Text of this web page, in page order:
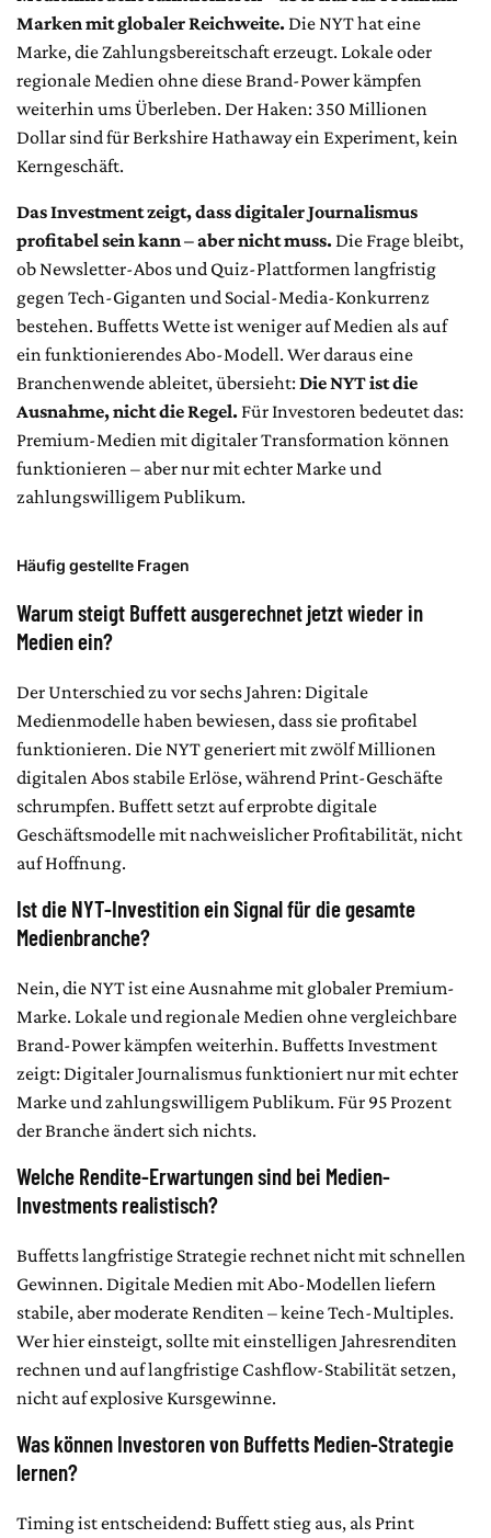
Marken mit globaler Reichweite. Die NYT hat eine
Marke, die Zahlungsbereitschaft erzeugt. Lokale oder
regionale Medien ohne diese Brand-Power kämpfen
weiterhin ums Überleben. Der Haken: 350 Millionen
Dollar sind für Berkshire Hathaway ein Experiment, kein
Kerngeschäft.
Das Investment zeigt, dass digitaler Journalismus
profitabel sein kann – aber nicht muss. Die Frage bleibt,
ob Newsletter-Abos und Quiz-Plattformen langfristig
gegen Tech-Giganten und Social-Media-Konkurrenz
bestehen. Buffetts Wette ist weniger auf Medien als auf
ein funktionierendes Abo-Modell. Wer daraus eine
Branchenwende ableitet, übersieht:Die NYT ist die
Ausnahme, nicht die Regel. Für Investoren bedeutet das:
Premium-Medien mit digitaler Transformation können
funktionieren – aber nur mit echter Marke und
zahlungswilligem Publikum.
Häufig gestellte Fragen
Warum steigt Buffett ausgerechnet jetzt wieder in
Medien ein?
Der Unterschied zu vor sechs Jahren: Digitale
Medienmodelle haben bewiesen, dass sie profitabel
funktionieren. Die NYT generiert mit zwölf Millionen
digitalen Abos stabile Erlöse, während Print-Geschäfte
schrumpfen. Buffett setzt auf erprobte digitale
Geschäftsmodelle mit nachweislicher Profitabilität, nicht
auf Hoffnung.
Ist die NYT-Investition ein Signal für die gesamte
Medienbranche?
Nein, die NYT ist eine Ausnahme mit globaler Premium-
Marke. Lokale und regionale Medien ohne vergleichbare
Brand-Power kämpfen weiterhin. Buffetts Investment
zeigt: Digitaler Journalismus funktioniert nur mit echter
Marke und zahlungswilligem Publikum. Für 95 Prozent
der Branche ändert sich nichts.
Welche Rendite-Erwartungen sind bei Medien-
Investments realistisch?
Buffetts langfristige Strategie rechnet nicht mit schnellen
Gewinnen. Digitale Medien mit Abo-Modellen liefern
stabile, aber moderate Renditen – keine Tech-Multiples.
Wer hier einsteigt, sollte mit einstelligen Jahresrenditen
rechnen und auf langfristige Cashflow-Stabilität setzen,
nicht auf explosive Kursgewinne.
Was können Investoren von Buffetts Medien-Strategie
lernen?
Timing ist entscheidend: Buffett stieg aus, als Print